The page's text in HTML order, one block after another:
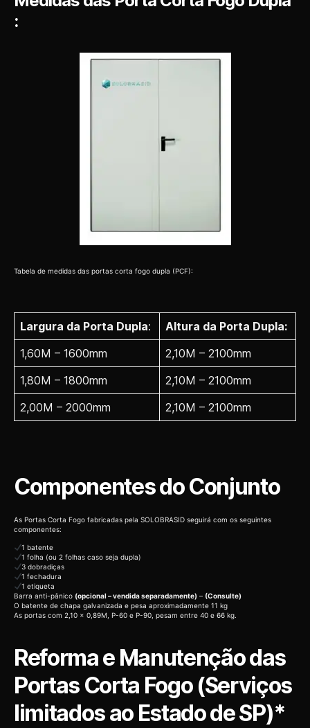
:
Tabela de medidas das portas corta fogo dupla (PCF):
Largura da Porta Dupla:
Altura da Porta Dupla:
1,60M – 1600mm
2,10M – 2100mm
1,80M – 1800mm
2,10M – 2100mm
2,00M – 2000mm
2,10M – 2100mm
Componentes do Conjunto
As Portas Corta Fogo fabricadas pela SOLOBRASID seguirá com os seguintes
componentes:
1 batente
1 folha (ou 2 folhas caso seja dupla)
3 dobradiças
1 fechadura
1 etiqueta
Barra anti-pânico (opcional – vendida separadamente) – (Consulte)
O batente de chapa galvanizada e pesa aproximadamente 11 kg
As portas com 2,10 x 0,89M, P-60 e P-90, pesam entre 40 e 66 kg.
Reforma e Manutenção das
Portas Corta Fogo (Serviços
limitados ao Estado de SP)*